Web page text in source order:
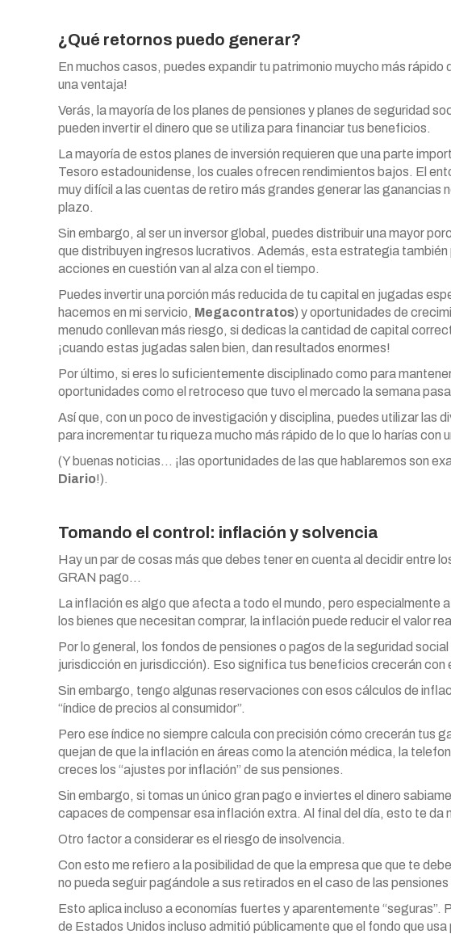
¿Qué retornos puedo generar?
En muchos casos, puedes expandir tu patrimonio muycho más rápido
una ventaja!
Verás, la mayoría de los planes de pensiones y planes de seguridad
pueden invertir el dinero que se utiliza para financiar tus beneficios.
La mayoría de estos planes de inversión requieren que una parte
Tesoro estadounidense, los cuales ofrecen rendimientos bajos. El
muy difícil a las cuentas de retiro más grandes generar las
plazo.
Sin embargo, al ser un inversor global, puedes distribuir una mayor
que distribuyen ingresos lucrativos. Además, esta estrategia también
acciones en cuestión van al alza con el tiempo.
Puedes invertir una porción más reducida de tu capital en jugadas
hacemos en mi servicio, Megacontratos) y oportunidades de
menudo conllevan más riesgo, si dedicas la cantidad de capital
¡cuando estas jugadas salen bien, dan resultados enormes!
Por último, si eres lo suficientemente disciplinado como para
oportunidades como el retroceso que tuvo el mercado la semana
Así que, con un poco de investigación y disciplina, puedes utilizar las
para incrementar tu riqueza mucho más rápido de lo que lo harías con
(Y buenas noticias… ¡las oportunidades de las que hablaremos son
Diario!).
Tomando el control: inflación y solvencia
Hay un par de cosas más que debes tener en cuenta al decidir entre
GRAN pago…
La inflación es algo que afecta a todo el mundo, pero especialmente
los bienes que necesitan comprar, la inflación puede reducir el valor
Por lo general, los fondos de pensiones o pagos de la seguridad
jurisdicción en jurisdicción). Eso significa tus beneficios crecerán con
Sin embargo, tengo algunas reservaciones con esos cálculos de
“índice de precios al consumidor”.
Pero ese índice no siempre calcula con precisión cómo crecerán tus
quejan de que la inflación en áreas como la atención médica, la
creces los “ajustes por inflación” de sus pensiones.
Sin embargo, si tomas un único gran pago e inviertes el dinero
capaces de compensar esa inflación extra. Al final del día, esto te da
Otro factor a considerar es el riesgo de insolvencia.
Con esto me refiero a la posibilidad de que la empresa que que te
no pueda seguir pagándole a sus retirados en el caso de las
Esto aplica incluso a economías fuertes y aparentemente “seguras”.
de Estados Unidos incluso admitió públicamente que el fondo que